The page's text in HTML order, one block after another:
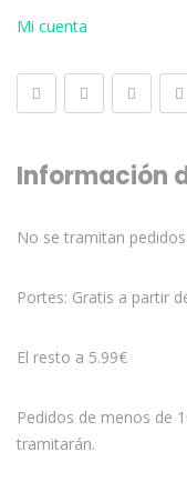
Mi cuenta
Información
No se tramitan
Portes: Gratis a partir
El resto a 5.99€
Pedidos de menos de
tramitarán.